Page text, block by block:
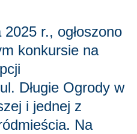
r., ogłoszono
konkursie na
Długie Ogrody w
i jednej z
Na